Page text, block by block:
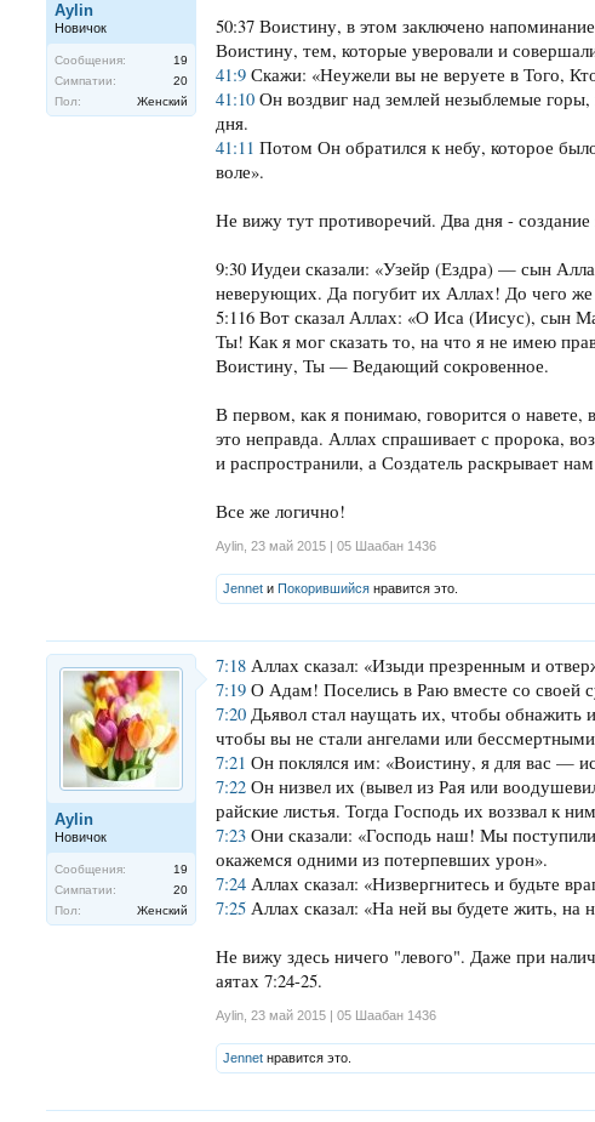
Aylin
Новичок
Сообщения:
19
Симпатии:
20
Пол:
Женский
50:37 Воистину, в этом заключено
Воистину, тем, которые уверовали и
41:9 Скажи: «Неужели вы не веруете в Того,
41:10 Он воздвиг над землей незыблемые
дня.
41:11 Потом Он обратился к небу, которое
воле».
Не вижу тут противоречий. Два дня -
9:30 Иудеи сказали: «Узейр (Ездра) — сын
неверующих. Да погубит их Аллах! До чего
5:116 Вот сказал Аллах: «О Иса (Иисус), сын
Ты! Как я мог сказать то, на что я не имею
Воистину, Ты — Ведающий сокровенное.
В первом, как я понимаю, говорится о
это неправда. Аллах спрашивает с пророка,
и распространили, а Создатель раскрывает
Все же логично!
Aylin 23 май 2015 | 05 Шаабан 1436
Jennet и Покорившийся нравится это.
Aylin
Новичок
Сообщения:
19
Симпатии:
20
Пол:
Женский
7:18 Аллах сказал: «Изыди презренным и
7:19 О Адам! Поселись в Раю вместе со своей
7:20 Дьявол стал наущать их, чтобы обнажить
чтобы вы не стали ангелами или
7:21 Он поклялся им: «Воистину, я для вас —
7:22 Он низвел их (вывел из Рая или
райские листья. Тогда Господь их воззвал к
7:23 Они сказали: «Господь наш! Мы
окажемся одними из потерпевших урон».
7:24 Аллах сказал: «Низвергнитесь и будьте
7:25 Аллах сказал: «На ней вы будете жить, на
Не вижу здесь ничего "левого". Даже при
аятах 7:24-25.
Aylin 23 май 2015 | 05 Шаабан 1436
Jennet нравится это.